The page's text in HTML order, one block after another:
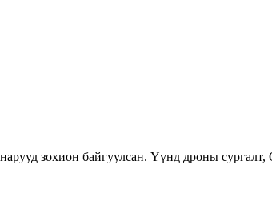
зохион байгуулсан. Үүнд дроны